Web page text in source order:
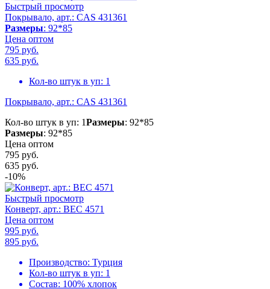
Быстрый просмотр
Покрывало, арт.: CAS 431361
Размеры: 92*85
Цена оптом
795 руб.
635 руб.
Кол-во штук в уп: 1
Покрывало, арт.: CAS 431361
Кол-во штук в уп: 1Размеры: 92*85
Размеры: 92*85
Цена оптом
795 руб.
635 руб.
-10%
Быстрый просмотр
Конверт, арт.: BEC 4571
Цена оптом
995 руб.
895 руб.
Производство: Турция
Кол-во штук в уп: 1
Состав: 100% хлопок